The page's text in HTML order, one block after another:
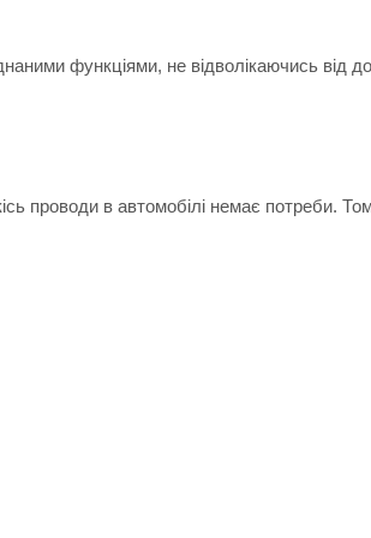
функціями, не відволікаючись від
проводи в автомобілі немає потреби.